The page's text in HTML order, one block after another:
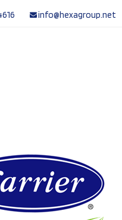
info@hexagroup.net